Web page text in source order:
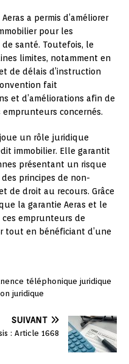
a permis d’améliorer
pour les
santé. Toutefois, le
limites, notamment en
de délais d’instruction
fait
et d’améliorations afin de
concernés.
un rôle juridique
immobilier. Elle garantit
présentant un risque
principes de non-
de droit au recours. Grâce
la garantie Aeras et le
emprunteurs de
tout en bénéficiant d’une
téléphonique juridique
juridique
SUIVANT
: Article 1668